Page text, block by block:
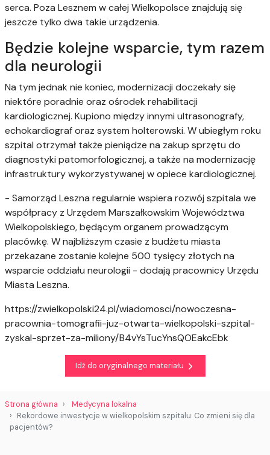
serca. Poza Lesznem w całej Wielkopolsce znajdują się
jeszcze tylko dwa takie urządzenia.
Będzie kolejne wsparcie, tym razem
dla neurologii
Na tym jednak nie koniec, modernizacji doczekały się
niektóre poradnie oraz ośrodek rehabilitacji
kardiologicznej. Kupiono między innymi ultrasonografy,
echokardiograf oraz system holterowski. W ubiegłym roku
szpital otrzymał także pieniądze na zakup sprzętu do
diagnostyki patomorfologicznej, a także na modernizację
infrastruktury wykorzystywanej w opiece kardiologicznej.
- Samorząd Leszna regularnie wspiera rozwój szpitala we
współpracy z Urzędem Marszałkowskim Województwa
Wielkopolskiego, będącym organem prowadzącym
placówkę. W najbliższym czasie z budżetu miasta
przekazane zostanie kolejne 500 tysięcy złotych na
wsparcie oddziału neurologii - dodają pracownicy Urzędu
Miasta Leszna.
https://zwielkopolski24.pl/wiadomosci/nowoczesna-
pracownia-tomografii-juz-otwarta-wielkopolski-szpital-
zyskal-sprzet-za-miliony/B4vYsTucYnsQOEakcEbk
Idź do oryginalnego materiału
Strona główna
Medycyna lokalna
Rekordowe inwestycje w wielkopolskim szpitalu. Co zmieni się dla
pacjentów?